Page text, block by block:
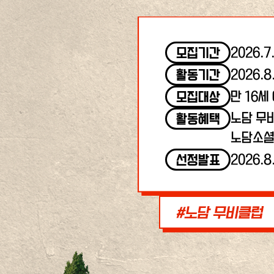
모집기간
활동기간
모집대상
만 16세
활동혜택
노담 무
노담소
선정발표